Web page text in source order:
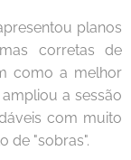
planos
corretas de
como a melhor
a sessão
com muito
de "sobras".